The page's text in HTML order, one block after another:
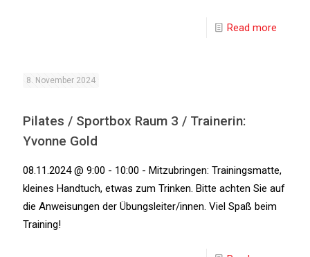
Read more
8. November 2024
Pilates / Sportbox Raum 3 / Trainerin:
Yvonne Gold
08.11.2024 @ 9:00 - 10:00 - Mitzubringen: Trainingsmatte,
kleines Handtuch, etwas zum Trinken. Bitte achten Sie auf
die Anweisungen der Übungsleiter/innen. Viel Spaß beim
Training!